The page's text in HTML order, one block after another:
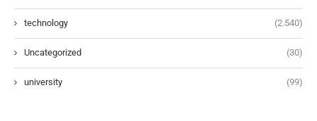
technology (2.540)
Uncategorized (30)
university (99)